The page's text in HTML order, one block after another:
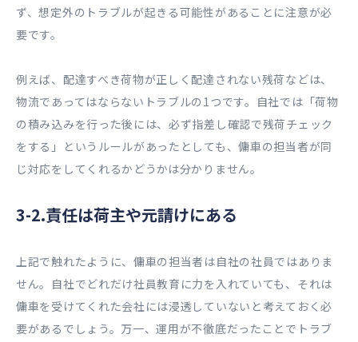
ず、想定外のトラブルが起きる可能性があることに注意が必
要です。
例えば、配達すべき荷物が正しく配達されない残荷などは、
物流であってはならないトラブルの1つです。自社では「荷物
の積み込みを行った後には、必ず指差し確認で残荷チェック
をする」というルールがあったとしても、傭車の担当者が同
じ対応をしてくれるかどうかは分かりません。
3-2.責任は荷主や元請けにある
上記で触れたように、傭車の担当者は自社の社員ではありま
せん。自社でどれだけ社員教育に力を入れていても、それは
傭車を受けてくれた会社には浸透していないと考えておく必
要があるでしょう。万一、運用が不徹底だったことでトラブ